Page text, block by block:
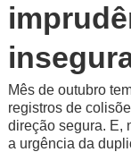
Mês de outubro
registros de
direção segura. E,
a urgência da